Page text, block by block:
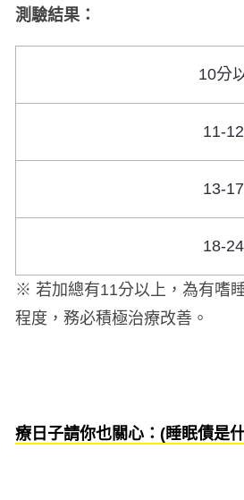
測驗結果：
10分
11-
13-
18-
※ 若加總有11分以上，為有嗜
程度，務必積極治療改善。
療日子請你也關心：(睡眠債是